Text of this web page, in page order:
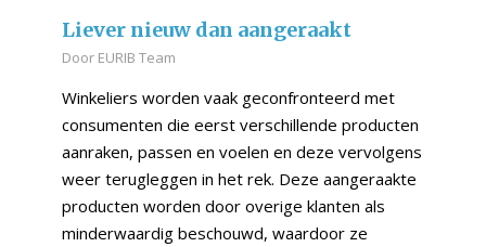
Liever nieuw dan aangeraakt
Door EURIB Team
Winkeliers worden vaak geconfronteerd met
consumenten die eerst verschillende producten
aanraken, passen en voelen en deze vervolgens
weer terugleggen in het rek. Deze aangeraakte
producten worden door overige klanten als
minderwaardig beschouwd, waardoor ze